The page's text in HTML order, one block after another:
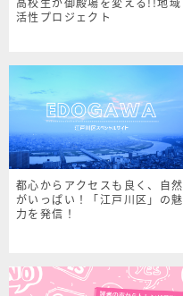
活性プロジェクト
都心からアクセスも良く、自然
がいっぱい！「江戸川区」の魅
力を発信！